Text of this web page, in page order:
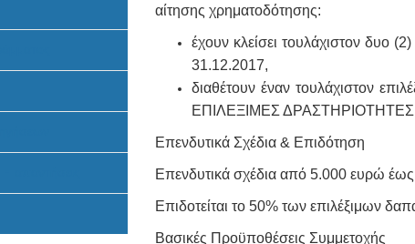
αίτησης χρηματοδότησης:
έχουν κλείσει τουλάχιστον δυο (2)
31.12.2017,
διαθέτουν έναν τουλάχιστον
EΠΙΛΕΞΙΜΕΣ
Επενδυτικά Σχέδια & Επιδότηση
Επενδυτικά σχέδια από 5.000 ευρώ
Επιδοτείται το 50% των επιλέξιμων
Βασικές Προϋποθέσεις Συμμετοχής